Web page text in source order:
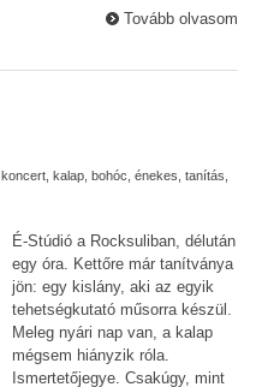
Tovább olvasom
koncert kalap bohóc énekes tanítás
É-Stúdió a Rocksuliban, délután
egy óra. Kettőre már tanítványa
jön: egy kislány, aki az egyik
tehetségkutató műsorra készül.
Meleg nyári nap van, a kalap
mégsem hiányzik róla.
Ismertetőjegye. Csakúgy, mint